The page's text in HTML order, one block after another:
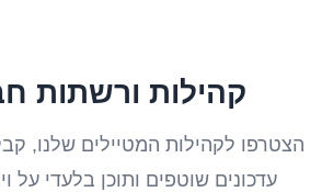
קהילות ורשתות
הצטרפו לקהילות המטיילים שלנו,
עדכונים שוטפים ותוכן בלעדי על